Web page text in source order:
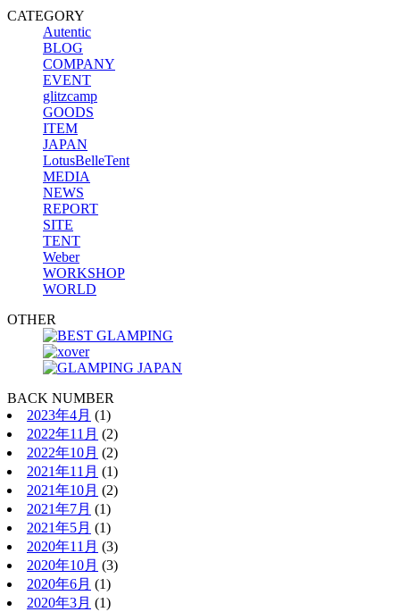
CATEGORY
Autentic
BLOG
COMPANY
EVENT
glitzcamp
GOODS
ITEM
JAPAN
LotusBelleTent
MEDIA
NEWS
REPORT
SITE
TENT
Weber
WORKSHOP
WORLD
OTHER
BACK NUMBER
2023年4月 (1)
2022年11月 (2)
2022年10月 (2)
2021年11月 (1)
2021年10月 (2)
2021年7月 (1)
2021年5月 (1)
2020年11月 (3)
2020年10月 (3)
2020年6月 (1)
2020年3月 (1)